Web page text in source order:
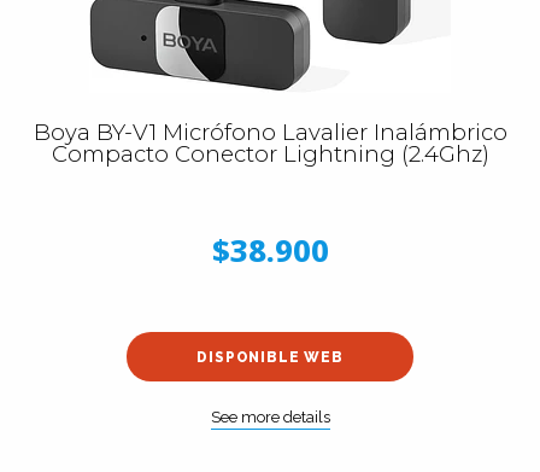
Boya BY-V1 Micrófono Lavalier Inalámbrico
Compacto Conector Lightning (2.4Ghz)
$38.900
DISPONIBLE WEB
See more details